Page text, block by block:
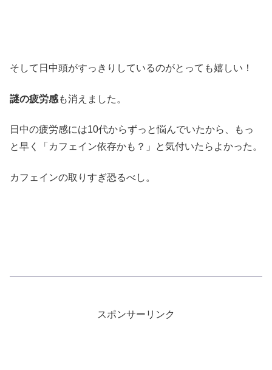
そして日中頭がすっきりしているのがとっても嬉しい！
謎の疲労感も消えました。
日中の疲労感には10代からずっと悩んでいたから、もっ
と早く「カフェイン依存かも？」と気付いたらよかった。
カフェインの取りすぎ恐るべし。
スポンサーリンク